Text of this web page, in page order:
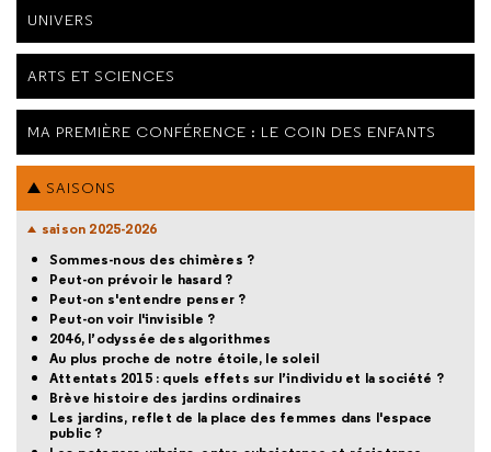
UNIVERS
ARTS ET SCIENCES
MA PREMIÈRE CONFÉRENCE : LE COIN DES ENFANTS
SAISONS
saison 2025-2026
Sommes-nous des chimères ?
Peut-on prévoir le hasard ?
Peut-on s'entendre penser ?
Peut-on voir l'invisible ?
2046, l’odyssée des algorithmes
Au plus proche de notre étoile, le soleil
Attentats 2015 : quels effets sur l’individu et la société ?
Brève histoire des jardins ordinaires
Les jardins, reflet de la place des femmes dans l'espace
public ?